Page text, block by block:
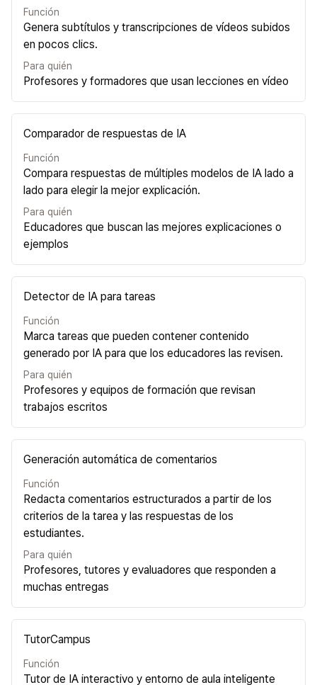
Función
Genera subtítulos y transcripciones de vídeos subidos
en pocos clics.
Para quién
Profesores y formadores que usan lecciones en vídeo
Comparador de respuestas de IA
Función
Compara respuestas de múltiples modelos de IA lado a
lado para elegir la mejor explicación.
Para quién
Educadores que buscan las mejores explicaciones o
ejemplos
Detector de IA para tareas
Función
Marca tareas que pueden contener contenido
generado por IA para que los educadores las revisen.
Para quién
Profesores y equipos de formación que revisan
trabajos escritos
Generación automática de comentarios
Función
Redacta comentarios estructurados a partir de los
criterios de la tarea y las respuestas de los
estudiantes.
Para quién
Profesores, tutores y evaluadores que responden a
muchas entregas
TutorCampus
Función
Tutor de IA interactivo y entorno de aula inteligente